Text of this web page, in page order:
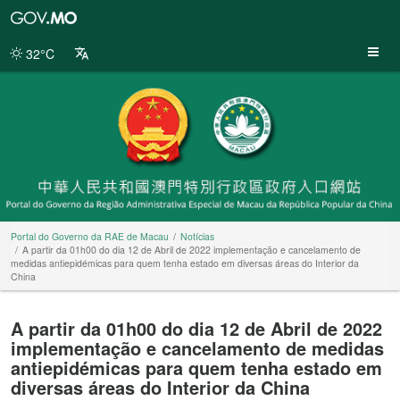
da
32°C
Portal do Governo da RAE de Macau
Notícias
A partir da 01h00 do dia 12 de Abril de 2022 implementação e cancelamento de
medidas antiepidémicas para quem tenha estado em diversas áreas do Interior da
China
A partir da 01h00 do dia 12 de Abril de 2022
implementação e cancelamento de medidas
antiepidémicas para quem tenha estado em
diversas áreas do Interior da China